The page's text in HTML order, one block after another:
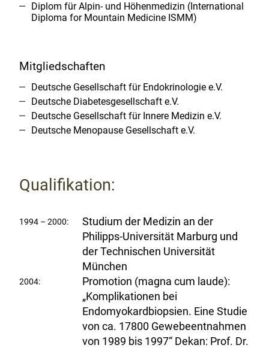
Diplom für Alpin- und Höhenmedizin (International
Diploma for Mountain Medicine ISMM)
Mitgliedschaften
Deutsche Gesellschaft für Endokrinologie e.V.
Deutsche Diabetesgesellschaft e.V.
Deutsche Gesellschaft für Innere Medizin e.V.
Deutsche Menopause Gesellschaft e.V.
Qualifikation:
1994 – 2000:
Studium der Medizin an der
Philipps-Universität Marburg und
der Technischen Universität
München
2004:
Promotion (magna cum laude):
„Komplikationen bei
Endomyokardbiopsien. Eine Studie
von ca. 17800 Gewebeentnahmen
von 1989 bis 1997“ Dekan: Prof. Dr.